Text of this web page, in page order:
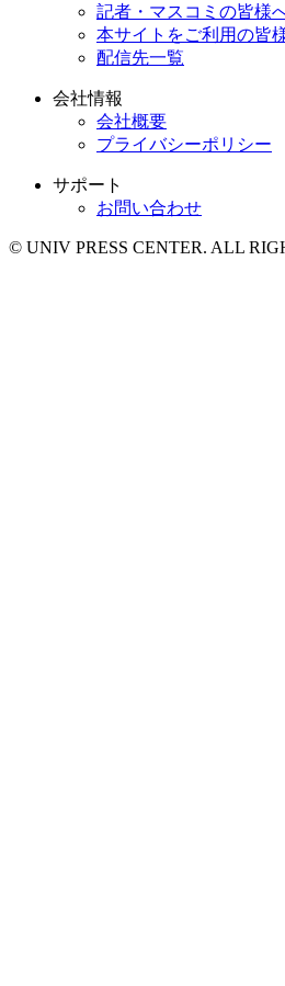
記者・マスコミの皆様
本サイトをご利用の皆
配信先一覧
会社情報
会社概要
プライバシーポリシー
サポート
お問い合わせ
© UNIV PRESS CENTER. ALL